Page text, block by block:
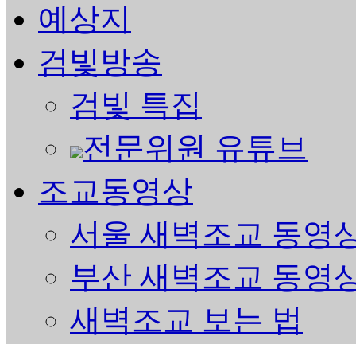
예상지
검빛방송
검빛 특집
전문위원 유튜브
조교동영상
서울 새벽조교 동영
부산 새벽조교 동영
새벽조교 보는 법